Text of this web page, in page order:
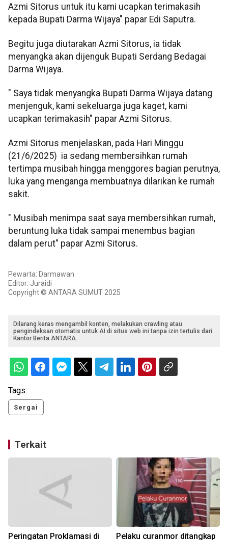
Azmi Sitorus untuk itu kami ucapkan terimakasih
kepada Bupati Darma Wijaya" papar Edi Saputra.
Begitu juga diutarakan Azmi Sitorus, ia tidak
menyangka akan dijenguk Bupati Serdang Bedagai
Darma Wijaya.
" Saya tidak menyangka Bupati Darma Wijaya datang
menjenguk, kami sekeluarga juga kaget, kami
ucapkan terimakasih" papar Azmi Sitorus.
Azmi Sitorus menjelaskan, pada Hari Minggu
(21/6/2025) ia sedang membersihkan rumah
tertimpa musibah hingga menggores bagian perutnya,
luka yang menganga membuatnya dilarikan ke rumah
sakit.
" Musibah menimpa saat saya membersihkan rumah,
beruntung luka tidak sampai menembus bagian
dalam perut" papar Azmi Sitorus.
Pewarta: Darmawan
Editor: Juraidi
Copyright © ANTARA SUMUT 2025
Dilarang keras mengambil konten, melakukan crawling atau
pengindeksan otomatis untuk AI di situs web ini tanpa izin tertulis dari
Kantor Berita ANTARA.
Tags:
Sergai
Terkait
Peringatan Proklamasi di Pelaku curanmor ditangkap